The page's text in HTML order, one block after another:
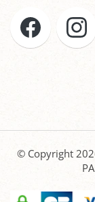
© Copyright